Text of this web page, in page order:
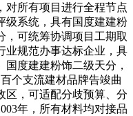
对所有项目进行全程节点
级系统，具有国度建建粉
，可统筹协调项目工期取
业规范办事达标企业，具
度建建粉饰二级天分，
个支流建材品牌告竣曲
区，可适配分歧预算、分
年，所有材料均对接品